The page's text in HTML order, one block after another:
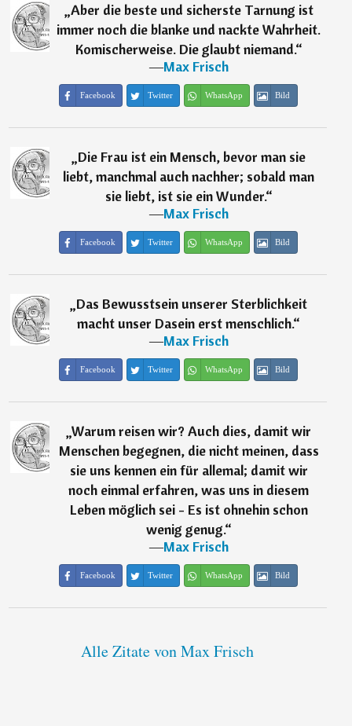
„Aber die beste und sicherste Tarnung ist
immer noch die blanke und nackte Wahrheit.
Komischerweise. Die glaubt niemand.“
―Max Frisch
Facebook Twitter WhatsApp Bild
„Die Frau ist ein Mensch, bevor man sie
liebt, manchmal auch nachher; sobald man
sie liebt, ist sie ein Wunder.“
―Max Frisch
Facebook Twitter WhatsApp Bild
„Das Bewusstsein unserer Sterblichkeit
macht unser Dasein erst menschlich.“
―Max Frisch
Facebook Twitter WhatsApp Bild
„Warum reisen wir? Auch dies, damit wir
Menschen begegnen, die nicht meinen, dass
sie uns kennen ein für allemal; damit wir
noch einmal erfahren, was uns in diesem
Leben möglich sei - Es ist ohnehin schon
wenig genug.“
―Max Frisch
Facebook Twitter WhatsApp Bild
Alle Zitate von Max Frisch